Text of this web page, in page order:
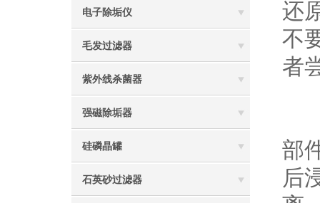
电子除垢仪
毛发过滤器
紫外线杀菌器
强磁除垢器
硅磷晶罐
石英砂过滤器
还
不
者
部
后